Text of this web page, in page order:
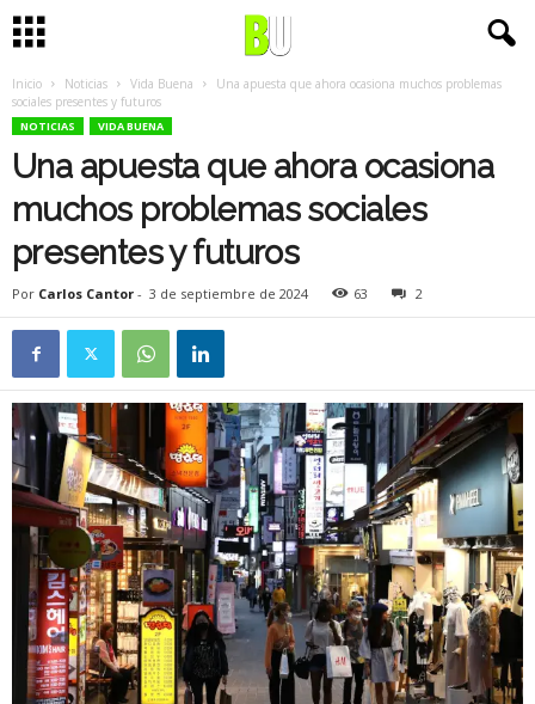
Inicio Noticias Vida Buena
Una apuesta que ahora ocasiona muchos problemas
sociales presentes y futuros
NOTICIAS VIDA BUENA
Una apuesta que ahora ocasiona
muchos problemas sociales
presentes y futuros
Por Carlos Cantor - 3 de septiembre de 2024 63 2